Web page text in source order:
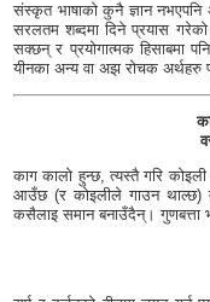
संस्कृत भाषाको कुनै ज्ञान
सरलतम शब्दमा दिने प्रयास
सक्छन् र प्रयोगात्मक हिसाबमा
यीनका अन्य वा अझ रोचक अर्थहरु
काग कालो हुन्छ, त्यस्तै गरि
आउँछ (र कोइलीले गाउन थाल्छ)
कसैलाइ समान बनाउँदैन्।